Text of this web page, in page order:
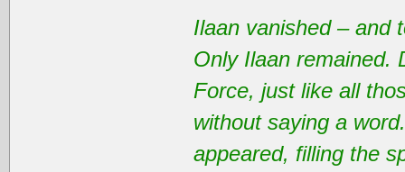
Ilaan vanished – and
Only Ilaan remained.
Force, just like all
without saying a
appeared, filling the